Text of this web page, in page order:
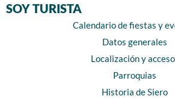
SOY TURISTA
Calendario de fiestas y
Datos generales
Localización y
Parroquias
Historia de Siero